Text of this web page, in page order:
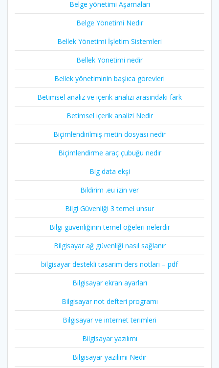
Belge yönetimi Aşamaları
Belge Yönetimi Nedir
Bellek Yönetimi İşletim Sistemleri
Bellek Yönetimi nedir
Bellek yönetiminin başlıca görevleri
Betimsel analiz ve içerik analizi arasındaki fark
Betimsel içerik analizi Nedir
Biçimlendirilmiş metin dosyası nedir
Biçimlendirme araç çubuğu nedir
Big data ekşi
Bildirim .eu izin ver
Bilgi Güvenliği 3 temel unsur
Bilgi güvenliğinin temel öğeleri nelerdir
Bilgisayar ağ güvenliği nasıl sağlanır
bilgisayar destekli tasarim ders notları – pdf
Bilgisayar ekran ayarları
Bilgisayar not defteri programı
Bilgisayar ve internet terimleri
Bilgisayar yazılımı
Bilgisayar yazılımı Nedir